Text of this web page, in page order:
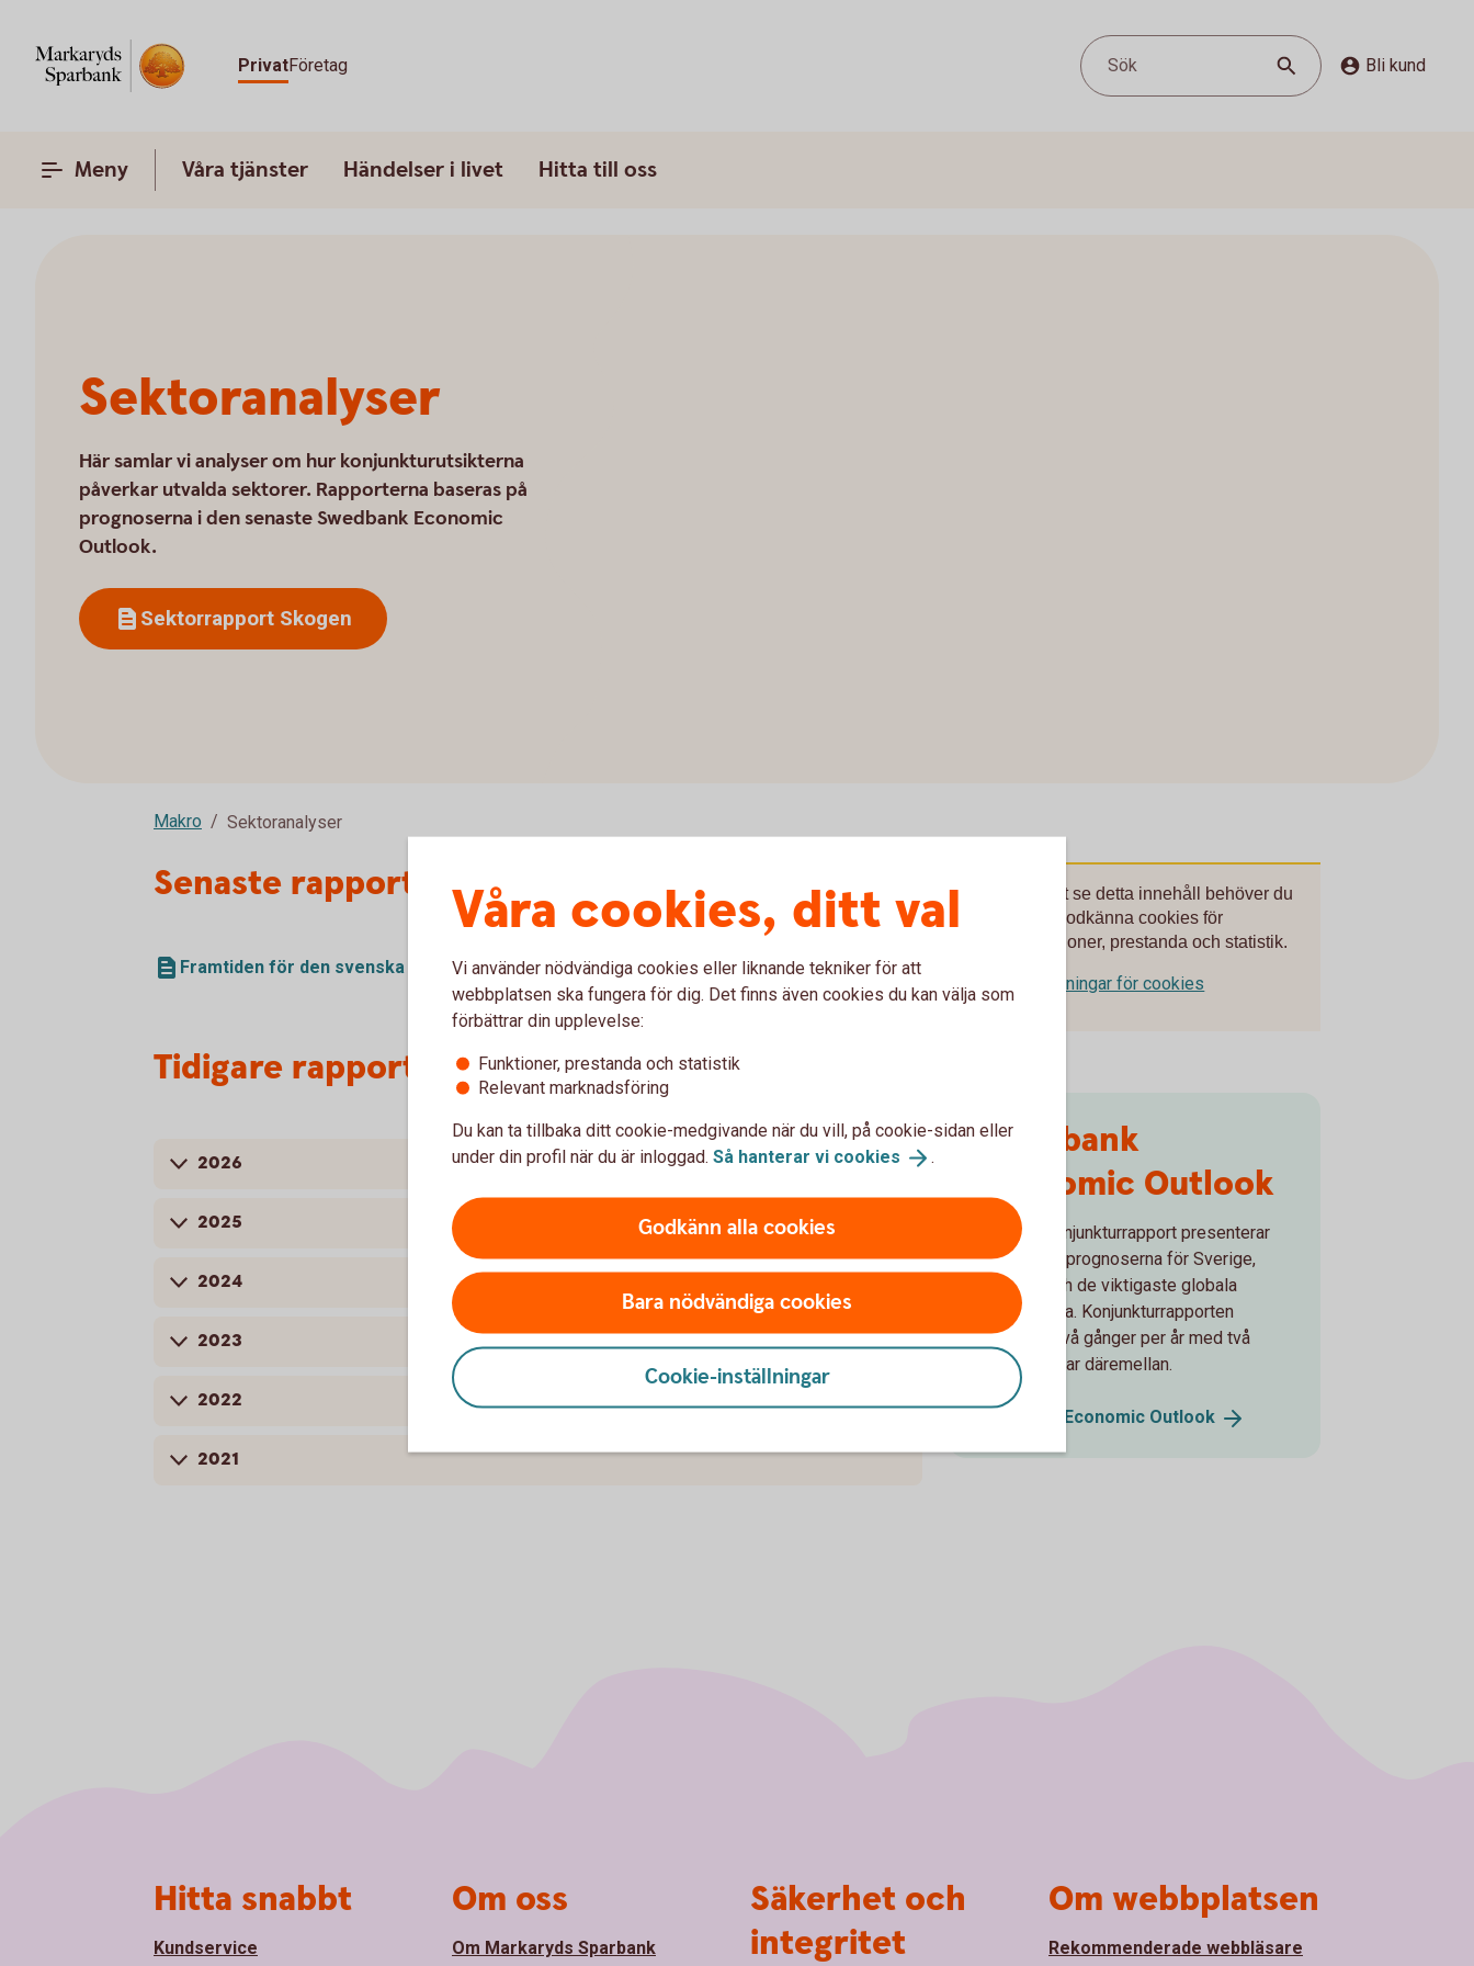
PrivatFöretag Sök Bli kund
Meny Våra tjänster Händelser i livet Hitta till oss
Sektoranalyser
Här samlar vi analyser om hur konjunkturutsikterna
påverkar utvalda sektorer. Rapporterna baseras på
prognoserna i den senaste Swedbank Economic
Outlook.
Sektorrapport Skogen
Makro Sektoranalyser
Senaste rapporten
Framtiden för den svenska skogen (pdf)
Tidigare rapporter
2026
2025
2024
2023
2022
2021
För att se detta innehåll behöver du
först godkänna cookies för
Funktioner, prestanda och statistik.
Inställningar för cookies
Swedbank
Economic Outlook
Bankens konjunkturrapport presenterar
de senaste prognoserna för Sverige,
Baltikum och de viktigaste globala
ekonomierna. Konjunkturrapporten
utkommer två gånger per år med två
uppdateringar däremellan.
Swedbank Economic Outlook
Våra cookies, ditt val
Vi använder nödvändiga cookies eller liknande tekniker för att
webbplatsen ska fungera för dig. Det finns även cookies du kan välja som
förbättrar din upplevelse:
Funktioner, prestanda och statistik
Relevant marknadsföring
Du kan ta tillbaka ditt cookie-medgivande när du vill, på cookie-sidan eller
under din profil när du är inloggad. Så hanterar vi cookies .
Godkänn alla cookies
Bara nödvändiga cookies
Cookie-inställningar
Hitta snabbt
Kundservice
Om oss
Om Markaryds Sparbank
Säkerhet och
integritet
Om webbplatsen
Rekommenderade webbläsare